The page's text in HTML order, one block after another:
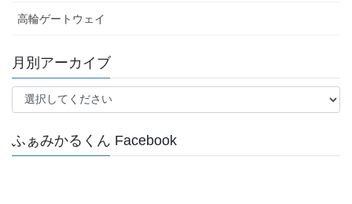
高輪ゲートウェイ
月別アーカイブ
ふぁみかるくん Facebook